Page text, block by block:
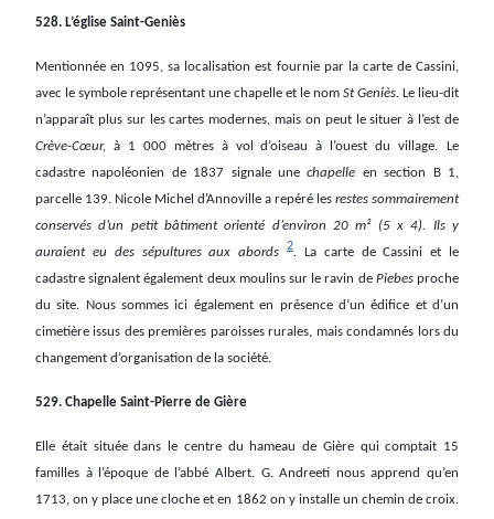
528. L’église Saint-Geniès
Mentionnée en 1095, sa localisation est fournie par la carte de Cassini,
avec le symbole représentant une chapelle et le nom St Geniès. Le lieu-dit
n’apparaît plus sur les cartes modernes, mais on peut le situer à l’est de
Crève-Cœur, à 1 000 mètres à vol d’oiseau à l’ouest du village.
Le
cadastre napoléonien de 1837 signale unechapelle en section B 1,
parcelle 139. Nicole Michel d’Annoville a repéré les restes sommairement
conservés d’un petit bâtiment orienté d’environ 20 m² (5 x 4). Ils y
auraient eu des sépultures aux abords 2. La carte de Cassini et le
cadastre signalent également deux moulins sur le ravin de Piebesproche
du site. Nous sommes ici également en présence d’un édifice et d’un
cimetière issus des premières paroisses rurales, mais condamnés lors du
changement d’organisation de la société.
529. Chapelle Saint-Pierre de Gière
Elle était située dans le centre du hameau de Gière qui comptait 15
familles à l’époque de l’abbé Albert. G. Andreeti nous apprend qu’en
1713, on y place une cloche et en 1862 on y installe un chemin de croix.